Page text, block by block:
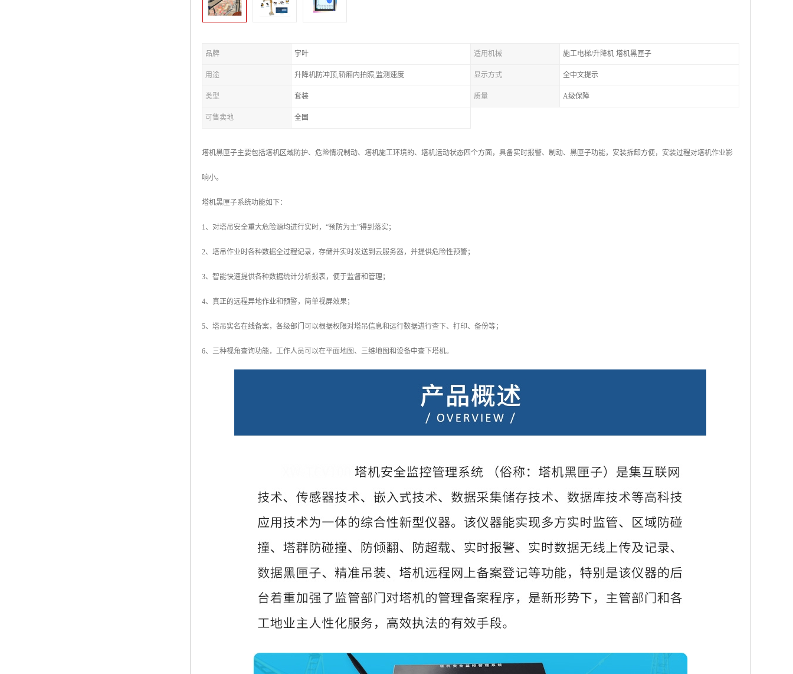
品牌 宇叶 适用机械 施工电梯/升降机 塔机黑匣子
用途 升降机防冲顶,轿厢内拍照,监测速度 显示方式 全中文提示
类型 套装 质量 A级保障
可售卖地 全国
塔机黑匣子主要包括塔机区域防护、危险情况制动、塔机施工环境的、塔机运动状态四个方面，具备实时报警、制动、黑匣子功能，安装拆卸方便，安装过程对塔机作业影
响小。
塔机黑匣子系统功能如下：
1、对塔吊安全重大危险源均进行实时，“预防为主”得到落实；
2、塔吊作业时各种数据全过程记录，存储并实时发送到云服务器，并提供危险性预警；
3、智能快速提供各种数据统计分析报表，便于监督和管理；
4、真正的远程异地作业和预警，简单视屏效果；
5、塔吊实名在线备案，各级部门可以根据权限对塔吊信息和运行数据进行查下、打印、备份等；
6、三种视角查询功能，工作人员可以在平面地图、三维地图和设备中查下塔机。